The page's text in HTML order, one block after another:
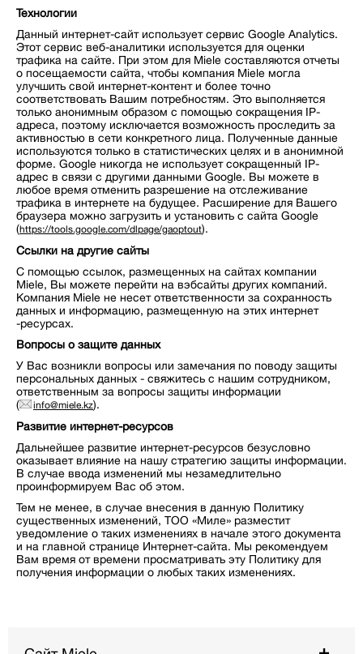
Технологии
Данный интернет-сайт использует сервис Google Analytics.
Этот сервис веб-аналитики используется для оценки
трафика на сайте. При этом для Miele составляются отчеты
о посещаемости сайта, чтобы компания Miele могла
улучшить свой интернет-контент и более точно
соответствовать Вашим потребностям. Это выполняется
только анонимным образом с помощью сокращения IP-
адреса, поэтому исключается возможность проследить за
активностью в сети конкретного лица. Полученные данные
используются только в статистических целях и в анонимной
форме. Google никогда не использует сокращенный IP-
адрес в связи с другими данными Google. Вы можете в
любое время отменить разрешение на отслеживание
трафика в интернете на будущее. Расширение для Вашего
браузера можно загрузить и установить с сайта Google
(https://tools.google.com/dlpage/gaoptout).
Ссылки на другие сайты
С помощью ссылок, размещенных на сайтах компании
Miele, Вы можете перейти на вэбсайты других компаний.
Компания Miele не несет ответственности за сохранность
данных и информацию, размещенную на этих интернет
-ресурсах.
Вопросы о защите данных
У Вас возникли вопросы или замечания по поводу защиты
персональных данных - свяжитесь с нашим сотрудником,
ответственным за вопросы защиты информации
(
info@miele.kz).
Развитие интернет-ресурсов
Дальнейшее развитие интернет-ресурсов безусловно
оказывает влияние на нашу стратегию защиты информации.
В случае ввода изменений мы незамедлительно
проинформируем Вас об этом.
Тем не менее, в случае внесения в данную Политику
существенных изменений, ТОО «Миле» разместит
уведомление о таких изменениях в начале этого документа
и на главной странице Интернет-сайта. Мы рекомендуем
Вам время от времени просматривать эту Политику для
получения информации о любых таких изменениях.